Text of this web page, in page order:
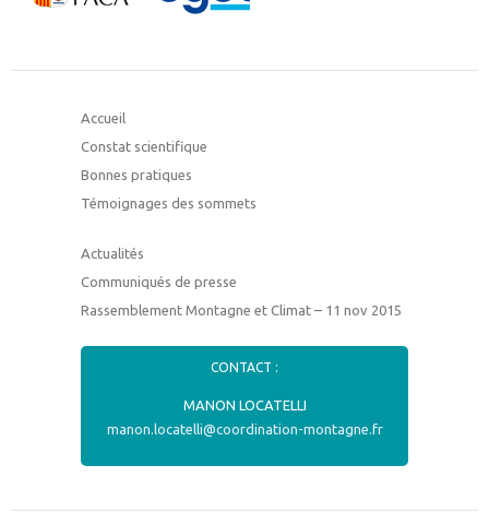
Accueil
Constat scientifique
Bonnes pratiques
Témoignages des sommets
Actualités
Communiqués de presse
Rassemblement Montagne et Climat – 11 nov 2015
CONTACT :
MANON LOCATELLI
manon.locatelli@coordination-montagne.fr